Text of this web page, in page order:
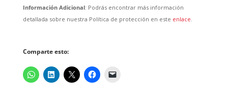
Información Adicional: Podrás encontrar más información
detallada sobre nuestra Política de protección en este enlace.
Comparte esto: